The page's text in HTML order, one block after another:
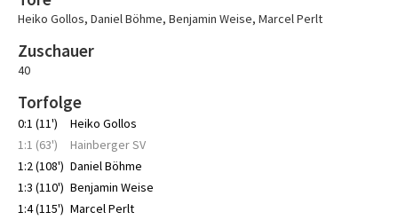
Heiko Gollos, Daniel Böhme, Benjamin Weise, Marcel Perlt
Zuschauer
40
Torfolge
0:1 (11')
Heiko Gollos
1:1 (63')
Hainberger SV
1:2 (108') Daniel Böhme
1:3 (110') Benjamin Weise
1:4 (115') Marcel Perlt